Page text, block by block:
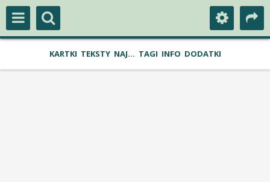
KARTKI TEKSTY NAJ... TAGI INFO DODATKI